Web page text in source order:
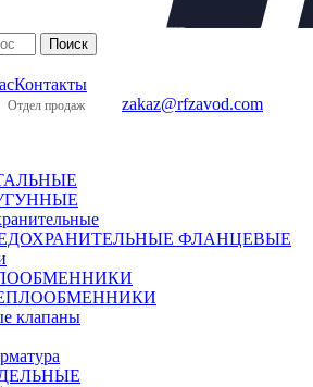
Контакты
Отдел продаж
zakaz@rfzavod.com
ФЛАНЦЕВЫЕ
клапаны
Стандартное исполнение
– на клеммную
– фланцевое,
– резисторный
токовый (4-20мА) без